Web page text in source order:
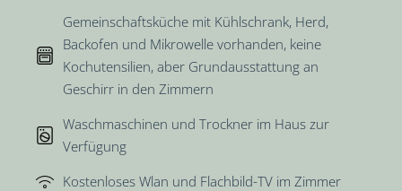
Gemeinschaftsküche mit Kühlschrank, Herd,
Backofen und Mikrowelle vorhanden, keine
Kochutensilien, aber Grundausstattung an
Geschirr in den Zimmern
Waschmaschinen und Trockner im Haus zur
Verfügung
Kostenloses Wlan und Flachbild-TV im Zimmer